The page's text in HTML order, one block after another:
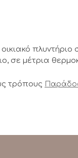
σε μέτρια
τρόπους